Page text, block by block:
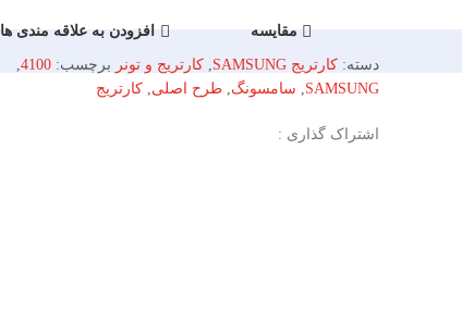
مقایسه افزودن به علاقه مندی ها
دسته: کارتریج SAMSUNG , کارتریج و تونر برچسب: 4100
,
SAMSUNG
, سامسونگ, طرح اصلی, کارتریج
اشتراک گذاری :